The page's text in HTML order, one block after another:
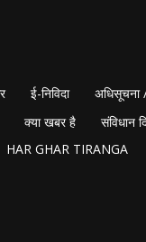
ई-निविदा अधिसूचना
क्या खबर है संविधान
HAR GHAR TIRANGA